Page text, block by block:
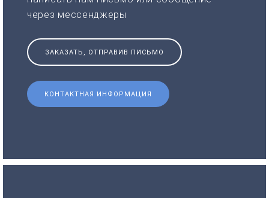
через мессенджеры
ЗАКАЗАТЬ, ОТПРАВИВ ПИСЬМО
КОНТАКТНАЯ ИНФОРМАЦИЯ